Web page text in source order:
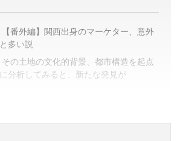
【番外編】関西出身のマーケター、意外
と多い説
その土地の文化的背景、都市構造を起点
に分析してみると、新たな発見が